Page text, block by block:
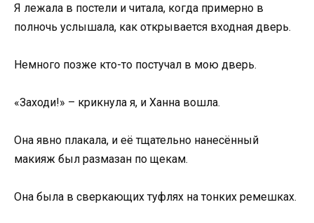
Я лежала в постели и читала, когда примерно в
полночь услышала, как открывается входная дверь.
Немного позже кто-то постучал в мою дверь.
«Заходи!» – крикнула я, и Ханна вошла.
Она явно плакала, и её тщательно нанесённый
макияж был размазан по щекам.
Она была в сверкающих туфлях на тонких ремешках.